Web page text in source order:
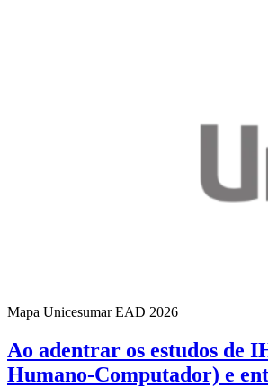
Mapa Unicesumar EAD 2026
Ao adentrar os estudos de
Humano-Computador) e